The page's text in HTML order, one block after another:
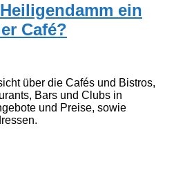
ein
Café?
über die Cafés und Bistros,
Bars und Clubs in
und Preise, sowie